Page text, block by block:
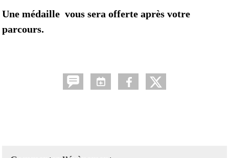
Une médaille vous sera offerte après votre
parcours.